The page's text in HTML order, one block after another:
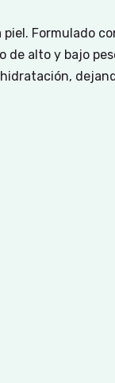
Formulado
de alto y bajo